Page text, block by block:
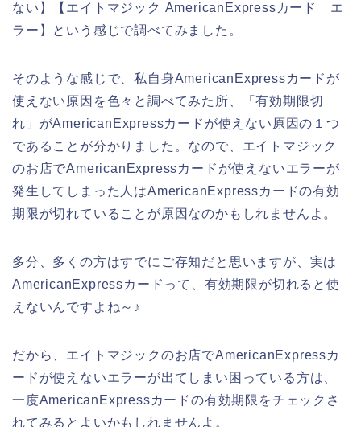
ない】【エイトマジック AmericanExpressカード エ
ラー】という感じで調べてみました。
そのような感じで、私自身AmericanExpressカードが
使えない原因を色々と調べてみた所、「有効期限切
れ」がAmericanExpressカードが使えない原因の１つ
であることが分かりました。なので、エイトマジック
のお店でAmericanExpressカードが使えないエラーが
発生してしまった人はAmericanExpressカードの有効
期限が切れていることが原因なのかもしれませんよ。
多分、多くの方はすでにご存知だと思いますが、実は
AmericanExpressカードって、有効期限が切れると使
えないんですよね～♪
だから、エイトマジックのお店でAmericanExpressカ
ードが使えないエラーが出てしまい困っている方は、
一度AmericanExpressカードの有効期限をチェックさ
れてみるとよいかもしれませんよ。